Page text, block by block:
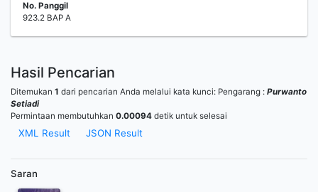
No. Panggil
923.2 BAP A
Hasil Pencarian
Ditemukan 1 dari pencarian Anda melalui kata kunci: Pengarang : Purwanto
Setiadi
Permintaan membutuhkan 0.00094 detik untuk selesai
XML Result JSON Result
Saran